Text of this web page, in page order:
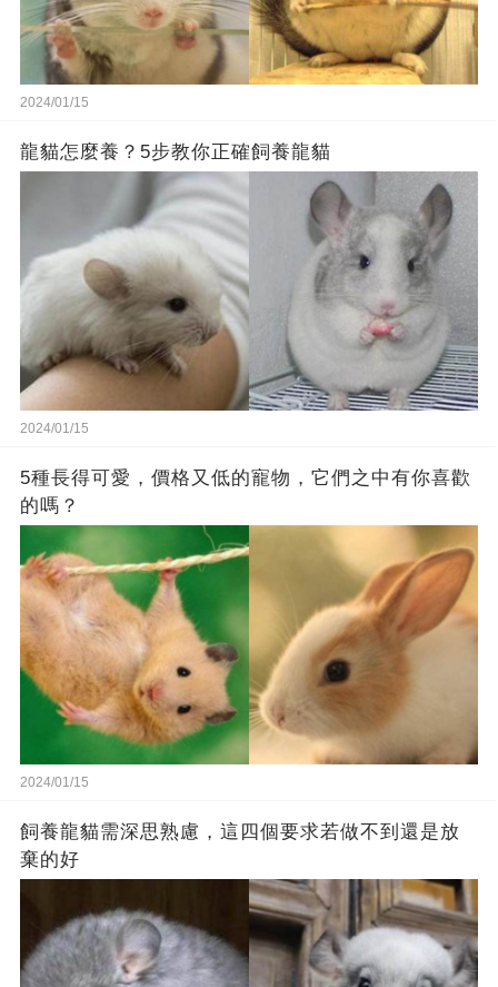
2024/01/15
龍貓怎麼養？5步教你正確飼養龍貓
2024/01/15
5種長得可愛，價格又低的寵物，它們之中有你喜歡
的嗎？
2024/01/15
飼養龍貓需深思熟慮，這四個要求若做不到還是放
棄的好